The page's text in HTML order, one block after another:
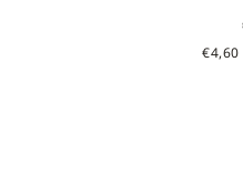
€4,60